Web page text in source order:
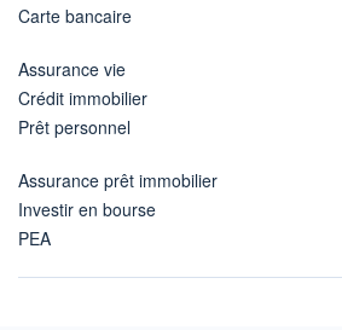
Carte bancaire
Assurance vie
Crédit immobilier
Prêt personnel
Assurance prêt immobilier
Investir en bourse
PEA